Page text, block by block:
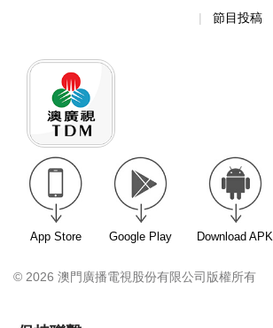
節目投稿
App Store Google Play Download APK
© 2026 澳門廣播電視股份有限公司版權所有